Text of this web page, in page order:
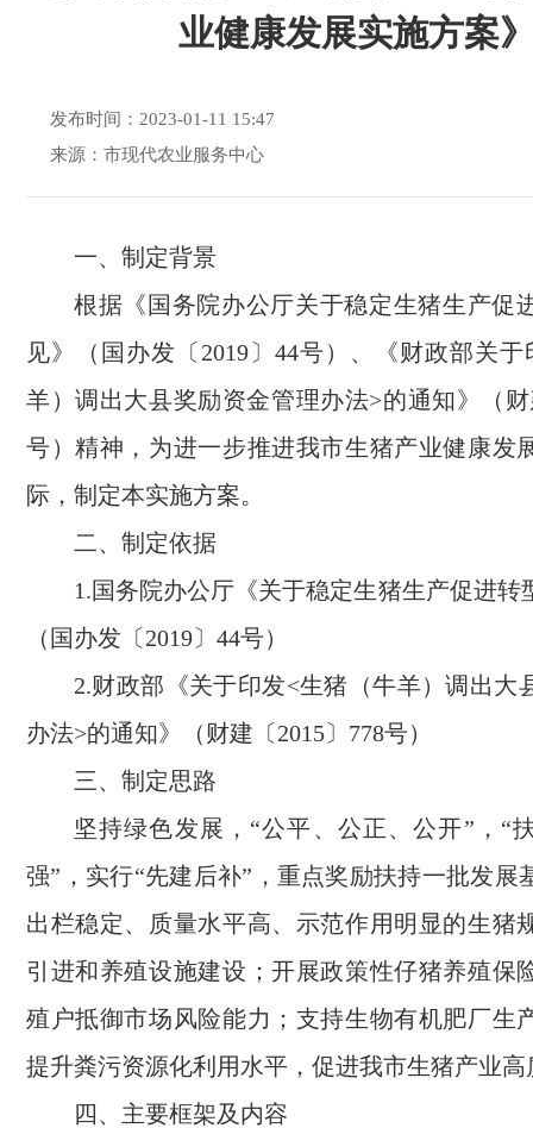
业健康发展实施方案
发布时间：2023-01-11 15:47
来源：市现代农业服务中心
一、制定背景
根据《国务院办公厅关于稳定生猪生产促
见》（国办发〔2019〕44号）、《财政部关
羊）调出大县奖励资金管理办法>的通知》（财
号）精神，为进一步推进我市生猪产业健康发
际，制定本实施方案。
二、制定依据
1.国务院办公厅《关于稳定生猪生产促进转
（国办发〔2019〕44号）
2.财政部《关于印发<生猪（牛羊）调出大
办法>的通知》（财建〔2015〕778号）
三、制定思路
坚持绿色发展，“公平、公正、公开”，“
强”，实行“先建后补”，重点奖励扶持一批发展
出栏稳定、质量水平高、示范作用明显的生猪
引进和养殖设施建设；开展政策性仔猪养殖保
殖户抵御市场风险能力；支持生物有机肥厂生
提升粪污资源化利用水平，促进我市生猪产业高
四、主要框架及内容